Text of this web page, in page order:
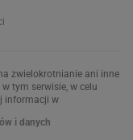
zwielokrotnianie ani inne
tym serwisie, w celu
informacji w
i danych